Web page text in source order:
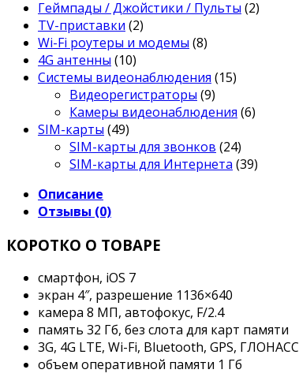
Геймпады / Джойстики / Пульты (2)
TV-приставки (2)
Wi-Fi роутеры и модемы (8)
4G антенны (10)
Системы видеонаблюдения (15)
Видеорегистраторы (9)
Камеры видеонаблюдения (6)
SIM-карты (49)
SIM-карты для звонков (24)
SIM-карты для Интернета (39)
Описание
Отзывы (0)
КОРОТКО О ТОВАРЕ
смартфон, iOS 7
экран 4″, разрешение 1136×640
камера 8 МП, автофокус, F/2.4
память 32 Гб, без слота для карт памяти
3G, 4G LTE, Wi-Fi, Bluetooth, GPS, ГЛОНАСС
объем оперативной памяти 1 Гб